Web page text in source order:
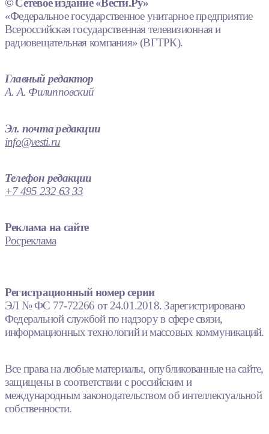
© Сетевое издание «Вести.Ру»
«Федеральное государственное унитарное предприятие
Всероссийская государственная телевизионная и
радиовещательная компания» (ВГТРК).
Главный редактор
А. А. Филипповский
Эл. почта редакции
info@vesti.ru
Телефон редакции
+7 495 232 63 33
Реклама на сайте
Росреклама
Регистрационный номер серии
ЭЛ № ФС 77-72266 от 24.01.2018. Зарегистрировано
Федеральной службой по надзору в сфере связи,
информационных технологий и массовых коммуникаций.
Все права на любые материалы, опубликованные на сайте,
защищены в соответствии с российским и
международным законодательством об интеллектуальной
собственности.